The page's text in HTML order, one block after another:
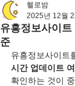
유흥정보사이트
준
헬로밤
2025년 12월
유흥정보사이트
시간 업데이트
확인하는 것이